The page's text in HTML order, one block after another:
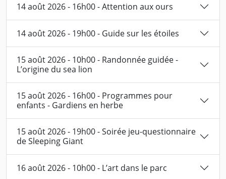
14 août 2026 - 16h00 - Attention aux ours
14 août 2026 - 19h00 - Guide sur les étoiles
15 août 2026 - 10h00 - Randonnée guidée -
L’origine du sea lion
15 août 2026 - 16h00 - Programmes pour
enfants - Gardiens en herbe
15 août 2026 - 19h00 - Soirée jeu-questionnaire
de Sleeping Giant
16 août 2026 - 10h00 - L’art dans le parc